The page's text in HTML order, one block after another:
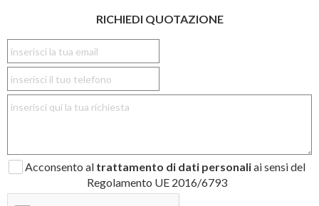
RICHIEDI QUOTAZIONE
Acconsento al trattamento di dati personaliai sensi del
Regolamento UE 2016/6793